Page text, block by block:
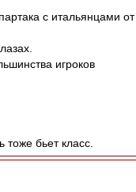
с итальянцами от
игроков
бьет класс.